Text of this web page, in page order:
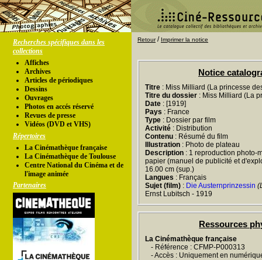
Recherches spécifiques dans les
collections
Affiches
Archives
Articles de périodiques
Dessins
Ouvrages
Photos en accés réservé
Revues de presse
Vidéos (DVD et VHS)
Répertoires
La Cinémathèque française
La Cinémathèque de Toulouse
Centre National du Cinéma et de
l'image animée
Partenaires
Retour/ Imprimer la notice
Notice
Titre : Miss Milliard (La princesse
Titre du dossier : Miss Milliard (La
Date : [1919]
Pays : France
Type : Dossier par film
Activité : Distribution
Contenu : Résumé du film
Illustration : Photo de plateau
Description : 1 reproduction photo-
papier (manuel de publicité et
16.00 cm (sup.)
Langues : Français
Sujet (film) : Die Austernprinzessin
Ernst Lubitsch - 1919
Ressources
La Cinémathèque française
- Référence : CFMP-P000313
- Accès : Uniquement en